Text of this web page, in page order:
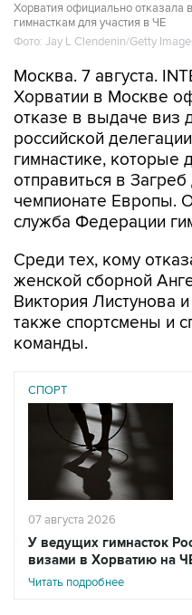
Хорватия официально отказала
гимнасткам для участия в ЧЕ
Фото: Jay L Clendenin/Getty
Москва. 7 августа.
Хорватии в Москве
отказе в выдаче виз
российской
гимнастике,
отправиться в Загреб
чемпионате Европы.
служба Федерации
Среди тех, кому
женской сборной
Виктория Листунова
также спортсмены и
команды.
СПОРТ
07 августа 2026
У ведущих гимнасток
визами в Хорватию на
Читать подробнее